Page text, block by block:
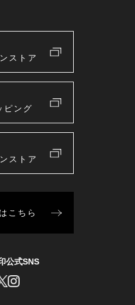
ストア
ピング
ストア
こちら
公式SNS